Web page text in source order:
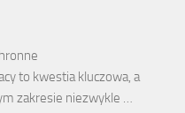
to kwestia kluczowa, a
zakresie niezwykle …